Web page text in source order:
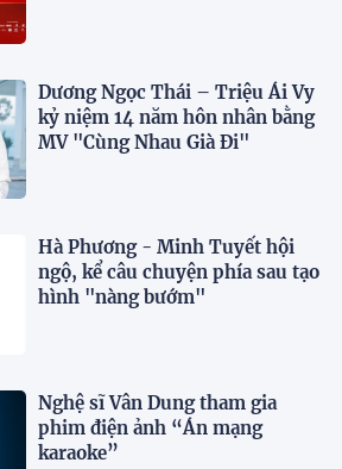
Dương Ngọc Thái – Triệu Ái Vy
kỷ niệm 14 năm hôn nhân bằng
MV "Cùng Nhau Già Đi"
Hà Phương - Minh Tuyết hội
ngộ, kể câu chuyện phía sau tạo
hình "nàng bướm"
Nghệ sĩ Vân Dung tham gia
phim điện ảnh “Án mạng
karaoke”